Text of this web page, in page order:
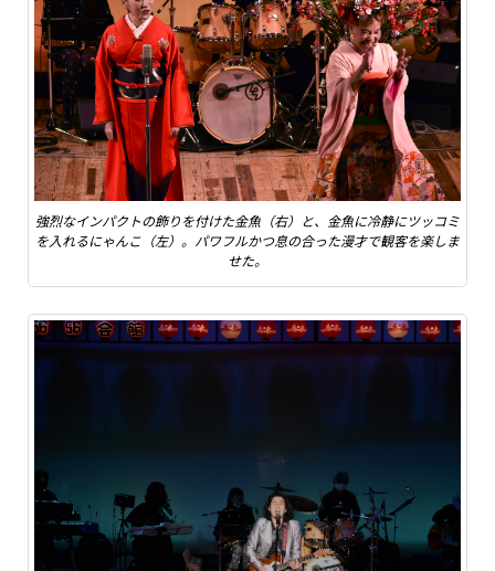
強烈なインパクトの飾りを付けた金魚（右）と、金魚に冷静にツッコミ
を入れるにゃんこ（左）。パワフルかつ息の合った漫才で観客を楽しま
せた。